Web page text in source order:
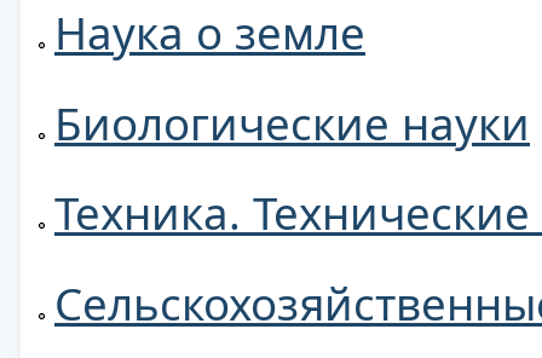
Наука о земле
Биологические науки
Техника.